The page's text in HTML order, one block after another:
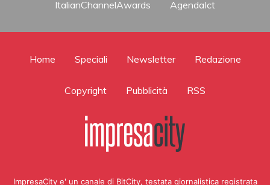
ItalianChannelAwards
AgendaIct
Home Speciali Newsletter Redazione
Copyright Pubblicità RSS
ImpresaCity e' un canale di BitCity, testata giornalistica registrata